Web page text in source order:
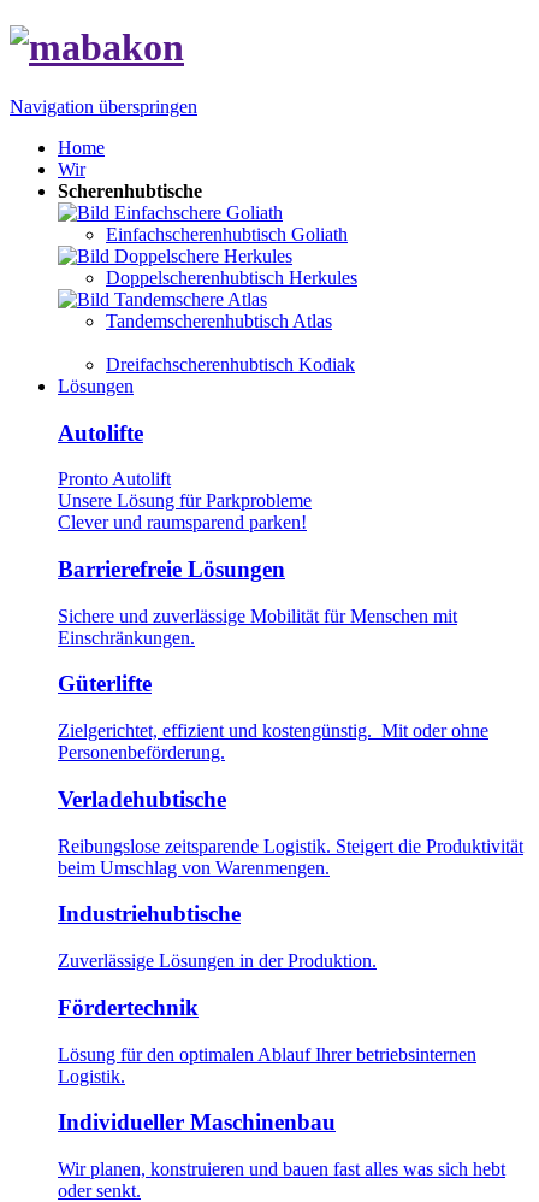
Navigation überspringen
Home
Wir
Scherenhubtische
Einfachscherenhubtisch Goliath
Doppelscherenhubtisch Herkules
Tandemscherenhubtisch Atlas
Dreifachscherenhubtisch Kodiak
Lösungen
Autolifte
Pronto Autolift
Unsere Lösung für Parkprobleme
Clever und raumsparend parken!
Barrierefreie Lösungen
Sichere und zuverlässige Mobilität für Menschen mit
Einschränkungen.
Güterlifte
Zielgerichtet, effizient und kostengünstig. Mit oder ohne
Personenbeförderung.
Verladehubtische
Reibungslose zeitsparende Logistik. Steigert die Produktivität
beim Umschlag von Warenmengen.
Industriehubtische
Zuverlässige Lösungen in der Produktion.
Fördertechnik
Lösung für den optimalen Ablauf Ihrer betriebsinternen
Logistik.
Individueller Maschinenbau
Wir planen, konstruieren und bauen fast alles was sich hebt
oder senkt.